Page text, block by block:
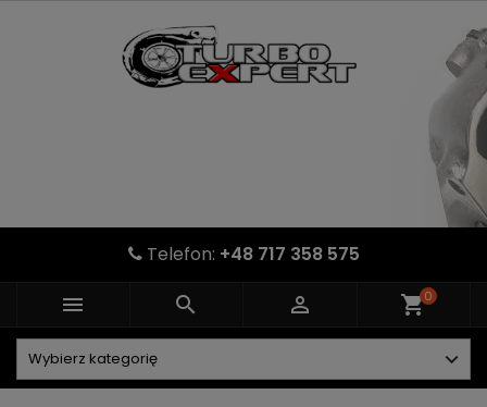
Telefon: +48 717 358 575
   shopping_cart0